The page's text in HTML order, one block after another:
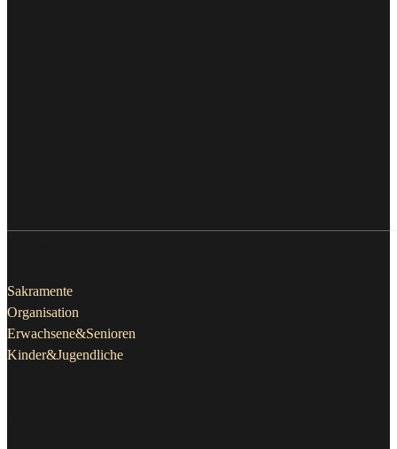
Sakramente
Organisation
Erwachsene&Senioren
Kinder&Jugendliche